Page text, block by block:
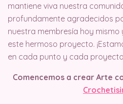
mantiene viva nuestra
profundamente agradecidos
nuestra membresía hoy
este hermoso proyecto.
en cada punto y cada
Comencemos a crear Arte